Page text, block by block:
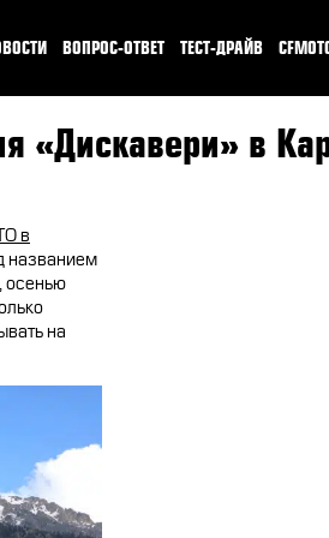
ВОПРОС-ОТВЕТ ТЕСТ-ДРАЙВ
«Дискавери» в
в
названием
осенью
на